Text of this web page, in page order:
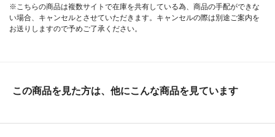
※こちらの商品は複数サイトで在庫を共有している為、商品の手配ができな
い場合、キャンセルとさせていただきます。キャンセルの際は別途ご案内を
お送りしますので予めご了承ください。
この商品を見た方は、他にこんな商品を見ています